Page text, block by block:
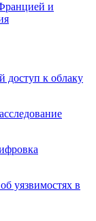
и
доступ к облаку
уязвимостях в